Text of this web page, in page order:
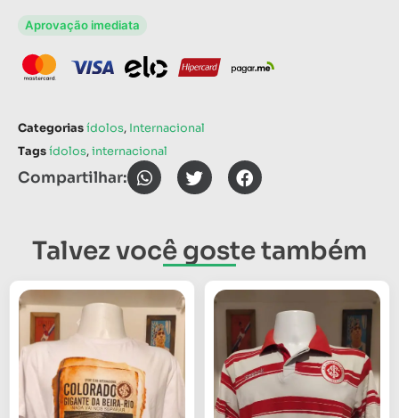
Aprovação imediata
Categoriasídolos, Internacional
Tagsídolos,internacional
Compartilhar:
Talvez você goste também